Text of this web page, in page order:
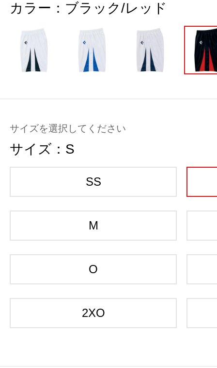
カラー： ブラック/レッド
サイズを選択してください
サイズ： S
SS
M
O
2XO